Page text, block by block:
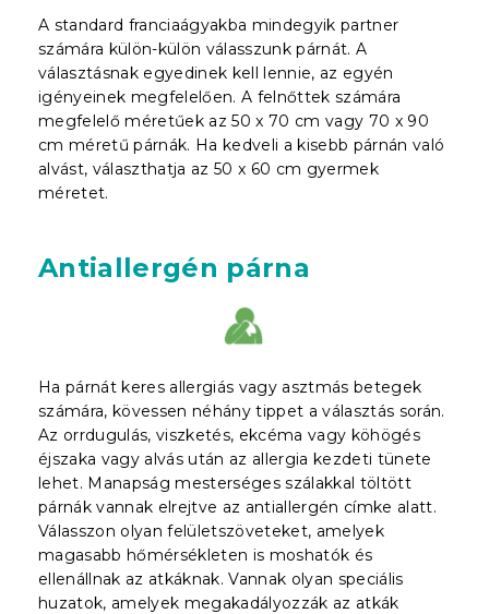
A standard franciaágyakba mindegyik partner
számára külön-külön válasszunk párnát. A
választásnak egyedinek kell lennie, az egyén
igényeinek megfelelően. A felnőttek számára
megfelelő méretűek az 50 x 70 cm vagy 70 x 90
cm méretű párnák. Ha kedveli a kisebb párnán való
alvást, választhatja az 50 x 60 cm gyermek
méretet.
Antiallergén párna
Ha párnát keres allergiás vagy asztmás betegek
számára, kövessen néhány tippet a választás során.
Az orrdugulás, viszketés, ekcéma vagy köhögés
éjszaka vagy alvás után az allergia kezdeti tünete
lehet. Manapság mesterséges szálakkal töltött
párnák vannak elrejtve az antiallergén címke alatt.
Válasszon olyan felületszöveteket, amelyek
magasabb hőmérsékleten is moshatók és
ellenállnak az atkáknak. Vannak olyan speciális
huzatok, amelyek megakadályozzák az atkák